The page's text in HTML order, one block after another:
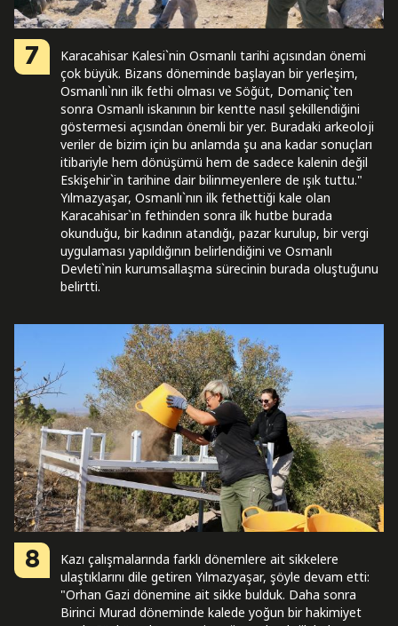
7
Karacahisar Kalesi`nin Osmanlı tarihi açısından önemi
çok büyük. Bizans döneminde başlayan bir yerleşim,
Osmanlı`nın ilk fethi olması ve Söğüt, Domaniç`ten
sonra Osmanlı iskanının bir kentte nasıl şekillendiğini
göstermesi açısından önemli bir yer. Buradaki arkeoloji
veriler de bizim için bu anlamda şu ana kadar sonuçları
itibariyle hem dönüşümü hem de sadece kalenin değil
Eskişehir`in tarihine dair bilinmeyenlere de ışık tuttu."
Yılmazyaşar, Osmanlı`nın ilk fethettiği kale olan
Karacahisar`ın fethinden sonra ilk hutbe burada
okunduğu, bir kadının atandığı, pazar kurulup, bir vergi
uygulaması yapıldığının belirlendiğini ve Osmanlı
Devleti`nin kurumsallaşma sürecinin burada oluştuğunu
belirtti.
8
Kazı çalışmalarında farklı dönemlere ait sikkelere
ulaştıklarını dile getiren Yılmazyaşar, şöyle devam etti:
"Orhan Gazi dönemine ait sikke bulduk. Daha sonra
Birinci Murad döneminde kalede yoğun bir hakimiyet